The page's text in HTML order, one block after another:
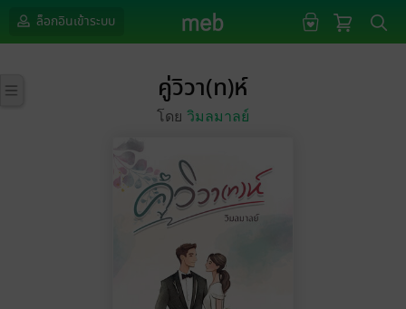
ล็อกอินเข้าระบบ
คู่วิวา(ท)ห์
โดย วิมลมาลย์